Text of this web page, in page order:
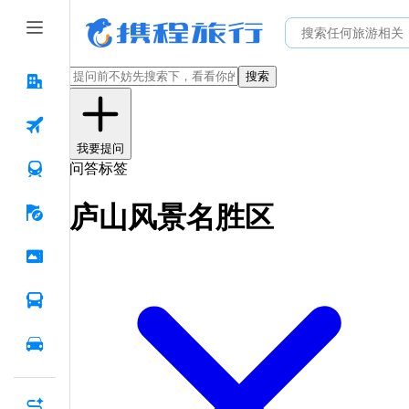
搜索
我要提问
问答标签
庐山风景名胜区